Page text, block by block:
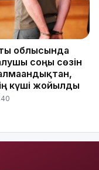
облысында
соңғы сөзін
күші жойылды